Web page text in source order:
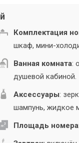
Комплектация
шкаф, мини-
Ванная комната:
душевой кабиной.
Аксессуары:
шампунь, жидкое
Площадь номера